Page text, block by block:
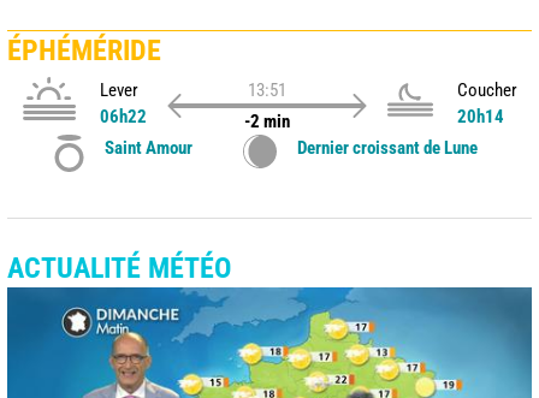
ÉPHÉMÉRIDE
Lever
06h22
13:51
-2 min
Coucher
20h14
Saint Amour
Dernier croissant de Lune
ACTUALITÉ MÉTÉO